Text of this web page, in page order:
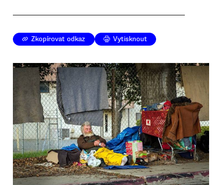
Zkopírovat odkaz Vytisknout